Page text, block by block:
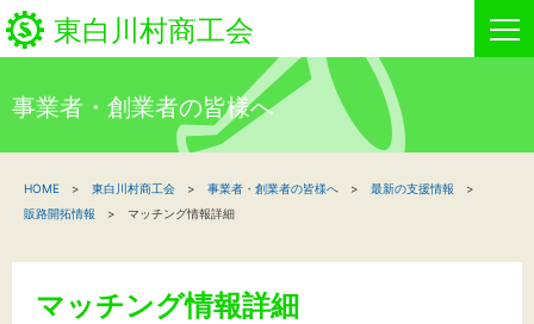
東白川村商工会
新着情報
関係機関の方へ
事業者・創業者の皆様へ
HOME 東白川村商工会 事業者・創業者の皆様へ
最新の支援情報
販路開拓情報
マッチング情報詳細
マッチング情報詳細